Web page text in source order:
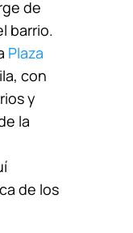
de
barrio.
Plaza
con
y
la
de los